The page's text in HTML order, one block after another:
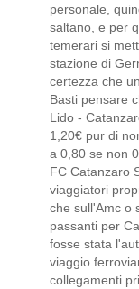
personale,
saltano, e per
temerari si
stazione di
certezza che
Basti pensare
Lido -
1,20€ pur di
a 0,80 se non
FC Catanzaro
viaggiatori
che sull'Amc o
passanti per
fosse stata
viaggio
collegamenti